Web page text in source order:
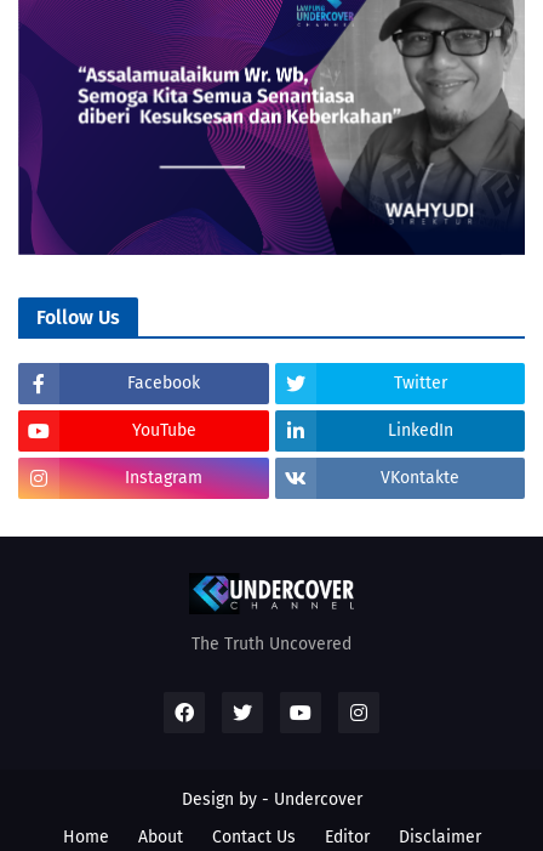
Follow Us
Facebook Twitter
YouTube LinkedIn
Instagram VKontakte
The Truth Uncovered
Design by - Undercover
Home
About Contact Us Editor Disclaimer